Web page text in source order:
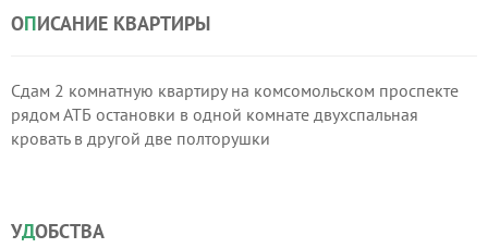
ОПИСАНИЕ КВАРТИРЫ
Сдам 2 комнатную квартиру на комсомольском проспекте
рядом АТБ остановки в одной комнате двухспальная
кровать в другой две полторушки
УДОБСТВА